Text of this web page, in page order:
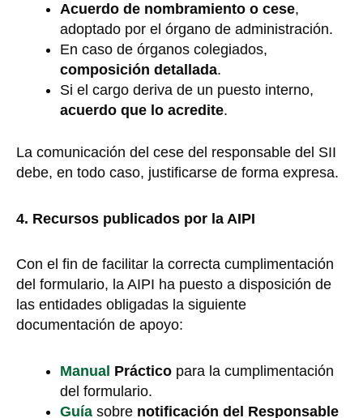
Acuerdo de nombramiento o cese,
adoptado por el órgano de administración.
En caso de órganos colegiados,
composición detallada.
Si el cargo deriva de un puesto interno,
acuerdo que lo acredite.
La comunicación del cese del responsable del SII
debe, en todo caso, justificarse de forma expresa.
4. Recursos publicados por la AIPI
Con el fin de facilitar la correcta cumplimentación
del formulario, la AIPI ha puesto a disposición de
las entidades obligadas la siguiente
documentación de apoyo:
Manual Práctico para la cumplimentación
del formulario.
Guía sobre notificación del Responsable